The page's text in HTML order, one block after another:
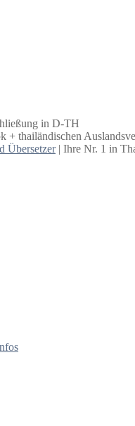
in D-TH
+ thailändischen
Übersetzer| Ihre Nr. 1 in